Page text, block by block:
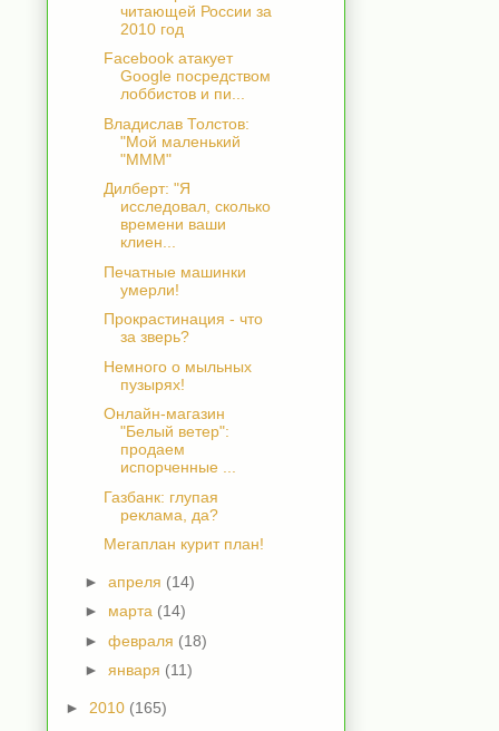
читающей России за
2010 год
Facebook атакует
Google посредством
лоббистов и пи...
Владислав Толстов:
"Мой маленький
"МММ"
Дилберт: "Я
исследовал, сколько
времени ваши
клиен...
Печатные машинки
умерли!
Прокрастинация - что
за зверь?
Немного о мыльных
пузырях!
Онлайн-магазин
"Белый ветер":
продаем
испорченные ...
Газбанк: глупая
реклама, да?
Мегаплан курит план!
► апреля (14)
► марта (14)
► февраля (18)
► января (11)
► 2010 (165)